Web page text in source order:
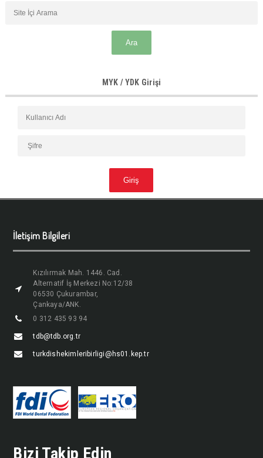
MYK / YDK Girişi
İletişim Bilgileri
Kızılırmak Mah. 1446. Cad.
Alternatif İş Merkezi No:12/38
06530 Çukurambar,
Çankaya/ANK.
0 312 435 93 94
tdb@tdb.org.tr
turkdishekimleribirligi@hs01.kep.tr
Bizi Takip Edin